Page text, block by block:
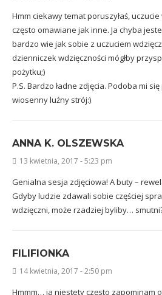
Hmm ciekawy temat poruszyłaś,
często omawiane jak inne. Ja chyba
bardzo wie jak sobie z uczuciem
dzienniczek wdzięczności mógłby
pożytku;)
P.S. Bardzo ładne zdjęcia. Podoba mi
wiosenny luźny strój:)
ANNA K. OLSZEWSKA
13 kwietnia, 2017 - 5:23 pm
Genialna sesja zdjęciowa! A buty –
Gdyby ludzie zdawali sobie częściej
wdzięczni, może rzadziej byliby…
FILIFIONKA
14 kwietnia, 2017 - 2:50 pm
Hmmm… ja niestety często zapominam